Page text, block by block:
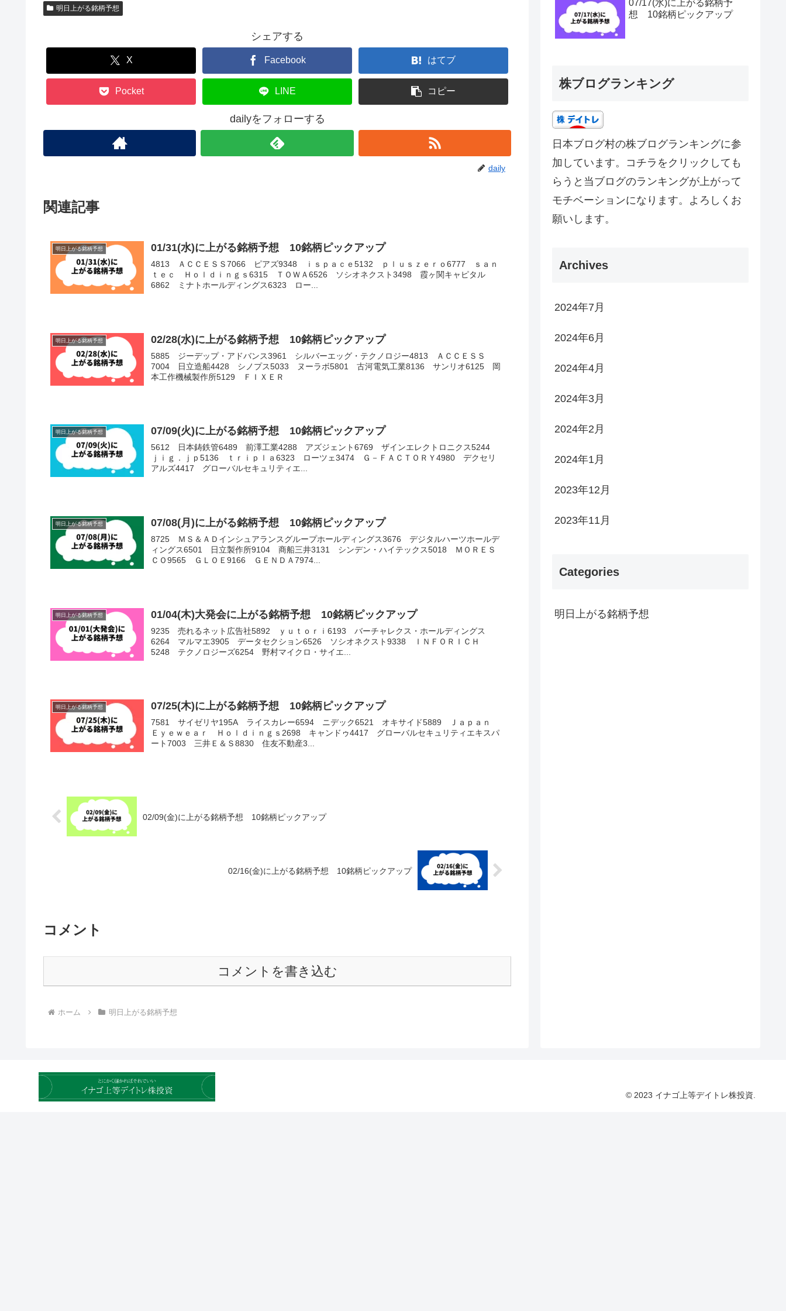
明日上がる銘柄予想
シェアする
X Facebook はてブ
Pocket LINE コピー
dailyをフォローする
daily
関連記事
明日上がる銘柄予想 01/31(水)に上がる銘柄予想 10銘柄ピックアップ
4813 ＡＣＣＥＳＳ7066 ピアズ9348 ｉｓｐａｃｅ5132 ｐｌｕｓｚｅｒｏ6777 ｓａｎ
ｔｅｃ Ｈｏｌｄｉｎｇｓ6315 ＴＯＷＡ6526 ソシオネクスト3498 霞ヶ関キャピタル
6862 ミナトホールディングス6323 ロー...
明日上がる銘柄予想 02/28(水)に上がる銘柄予想 10銘柄ピックアップ
5885 ジーデップ・アドバンス3961 シルバーエッグ・テクノロジー4813 ＡＣＣＥＳＳ
7004 日立造船4428 シノプス5033 ヌーラボ5801 古河電気工業8136 サンリオ6125 岡
本工作機械製作所5129 ＦＩＸＥＲ
明日上がる銘柄予想 07/09(火)に上がる銘柄予想 10銘柄ピックアップ
5612 日本鋳鉄管6489 前澤工業4288 アズジェント6769 ザインエレクトロニクス5244
ｊｉｇ．ｊｐ5136 ｔｒｉｐｌａ6323 ローツェ3474 Ｇ－ＦＡＣＴＯＲＹ4980 デクセリ
アルズ4417 グローバルセキュリティエ...
明日上がる銘柄予想 07/08(月)に上がる銘柄予想 10銘柄ピックアップ
8725 ＭＳ＆ＡＤインシュアランスグループホールディングス3676 デジタルハーツホールデ
ィングス6501 日立製作所9104 商船三井3131 シンデン・ハイテックス5018 ＭＯＲＥＳ
ＣＯ9565 ＧＬＯＥ9166 ＧＥＮＤＡ7974...
明日上がる銘柄予想 01/04(木)大発会に上がる銘柄予想 10銘柄ピックアップ
9235 売れるネット広告社5892 ｙｕｔｏｒｉ6193 バーチャレクス・ホールディングス
6264 マルマエ3905 データセクション6526 ソシオネクスト9338 ＩＮＦＯＲＩＣＨ
5248 テクノロジーズ6254 野村マイクロ・サイエ...
明日上がる銘柄予想 07/25(木)に上がる銘柄予想 10銘柄ピックアップ
7581 サイゼリヤ195A ライスカレー6594 ニデック6521 オキサイド5889 Ｊａｐａｎ
Ｅｙｅｗｅａｒ Ｈｏｌｄｉｎｇｓ2698 キャンドゥ4417 グローバルセキュリティエキスパ
ート7003 三井Ｅ＆Ｓ8830 住友不動産3...
02/09(金)に上がる銘柄予想 10銘柄ピックアップ
02/16(金)に上がる銘柄予想 10銘柄ピックアップ
コメント
コメントを書き込む
ホーム 明日上がる銘柄予想
07/17(水)に上がる銘柄予
想 10銘柄ピックアップ
株ブログランキング
日本ブログ村の株ブログランキングに参
加しています。コチラをクリックしても
らうと当ブログのランキングが上がって
モチベーションになります。よろしくお
願いします。
Archives
2024年7月
2024年6月
2024年4月
2024年3月
2024年2月
2024年1月
2023年12月
2023年11月
Categories
明日上がる銘柄予想
© 2023 イナゴ上等デイトレ株投資.